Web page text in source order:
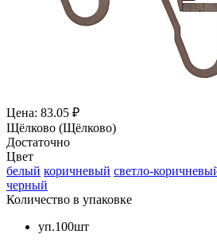
Цена: 83.05 ₽
Щёлково (Щёлково)
Достаточно
Цвет
белый коричневый светло-
черный
Количество в упаковке
уп.100шт